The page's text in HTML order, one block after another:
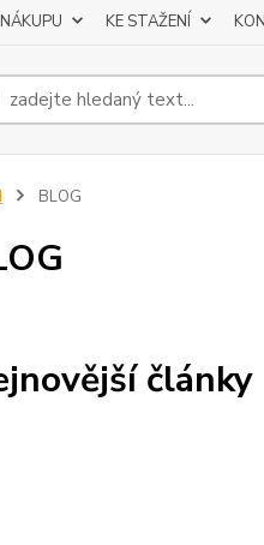
KE STAŽENÍ
BLOG
články